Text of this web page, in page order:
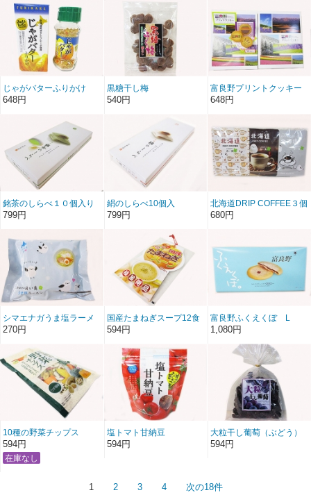
じゃがバターふりかけ
648円
黒糖干し梅
540円
富良野プリントクッキー
648円
銘茶のしらべ１０個入り
799円
絹のしらべ10個入
799円
北海道DRIP COFFEE３個
セットシマエナガ
680円
シマエナガうま塩ラーメ
ン乾麺
270円
国産たまねぎスープ12食
入
594円
富良野ふくえくぼ L
1,080円
10種の野菜チップス
594円
塩トマト甘納豆
594円
大粒干し葡萄（ぶどう）
594円
1 2 3 4 次の18件